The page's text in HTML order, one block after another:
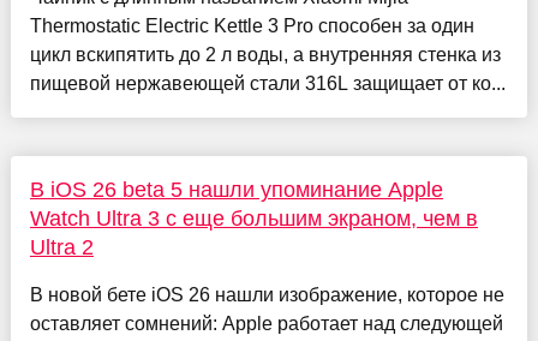
Thermostatic Electric Kettle 3 Pro способен за один
цикл вскипятить до 2 л воды, а внутренняя стенка из
пищевой нержавеющей стали 316L защищает от ко...
В iOS 26 beta 5 нашли упоминание Apple
Watch Ultra 3 с еще большим экраном, чем в
Ultra 2
В новой бете iOS 26 нашли изображение, которое не
оставляет сомнений: Apple работает над следующей